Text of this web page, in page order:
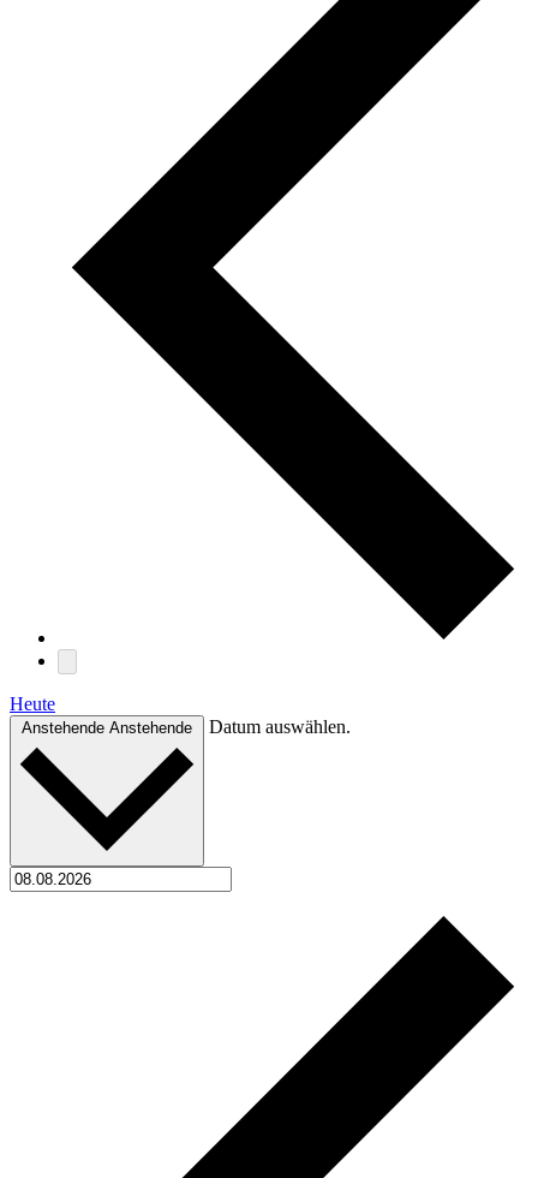
Heute
Anstehende Anstehende Datum auswählen.